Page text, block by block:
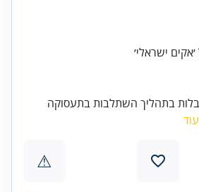
בתהליך השתלבות בתעסוקה
⚠